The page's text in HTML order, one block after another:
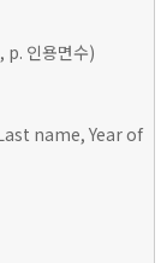
p. 인용면수)
name, Year of